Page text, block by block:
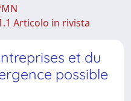
Articolo in rivista
et du
possible